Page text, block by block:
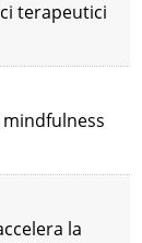
terapeutici
la